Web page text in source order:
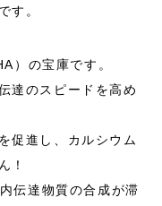
す。
）の宝庫です。
達のスピードを高め
促進し、カルシウム
！
伝達物質の合成が滞